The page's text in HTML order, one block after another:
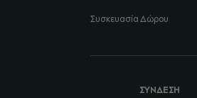
Συσκευασία Δώρου
ΣΥΝΔΕΣΗ